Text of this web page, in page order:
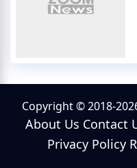
Copyright © 2018-
About Us Contact
Privacy Policy